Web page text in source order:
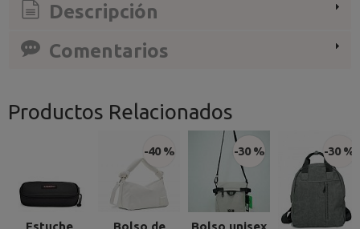
Descripción
Comentarios
Productos Relacionados
-40 % -30 % -30 %